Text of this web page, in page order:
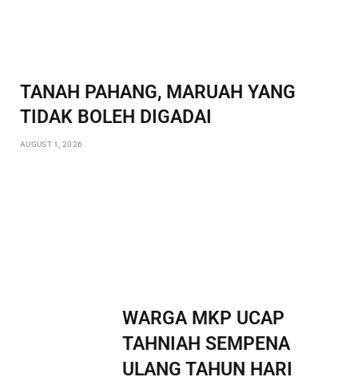
TANAH PAHANG, MARUAH YANG
TIDAK BOLEH DIGADAI
AUGUST 1, 2026
WARGA MKP UCAP
TAHNIAH SEMPENA
ULANG TAHUN HARI